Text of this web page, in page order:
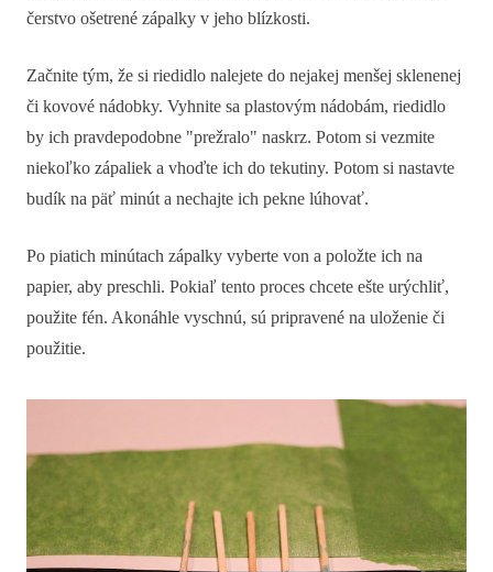
čerstvo ošetrené zápalky v jeho blízkosti.
Začnite tým, že si riedidlo nalejete do nejakej menšej sklenenej
či kovové nádobky. Vyhnite sa plastovým nádobám, riedidlo
by ich pravdepodobne "prežralo" naskrz. Potom si vezmite
niekoľko zápaliek a vhoďte ich do tekutiny. Potom si nastavte
budík na päť minút a nechajte ich pekne lúhovať.
Po piatich minútach zápalky vyberte von a položte ich na
papier, aby preschli. Pokiaľ tento proces chcete ešte urýchliť,
použite fén. Akonáhle vyschnú, sú pripravené na uloženie či
použitie.